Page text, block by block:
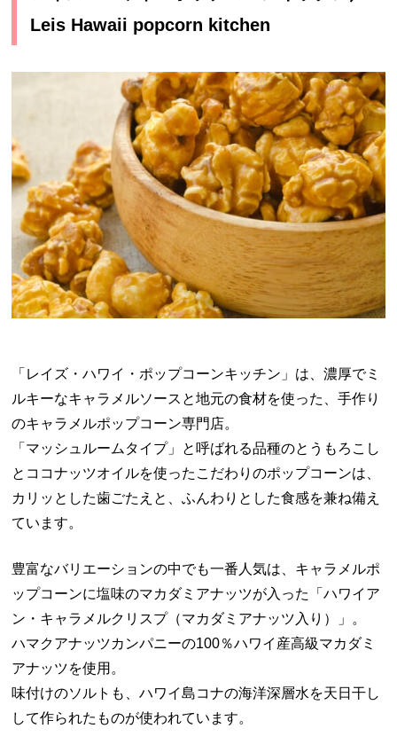
Leis Hawaii popcorn kitchen
「レイズ・ハワイ・ポップコーンキッチン」は、濃厚でミ
ルキーなキャラメルソースと地元の食材を使った、手作り
のキャラメルポップコーン専門店。
「マッシュルームタイプ」と呼ばれる品種のとうもろこし
とココナッツオイルを使ったこだわりのポップコーンは、
カリッとした歯ごたえと、ふんわりとした食感を兼ね備え
ています。
豊富なバリエーションの中でも一番人気は、キャラメルポ
ップコーンに塩味のマカダミアナッツが入った「ハワイア
ン・キャラメルクリスプ（マカダミアナッツ入り）」。
ハマクアナッツカンパニーの100％ハワイ産高級マカダミ
アナッツを使用。
味付けのソルトも、ハワイ島コナの海洋深層水を天日干し
して作られたものが使われています。